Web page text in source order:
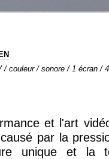
/ couleur / sonore / 1 écran /
et l'art
par la
unique et la